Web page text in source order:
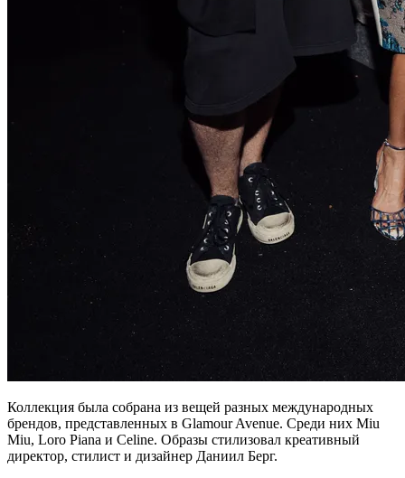
Коллекция была собрана из вещей разных международных
брендов, представленных в Glamour Avenue. Среди них Miu
Miu, Loro Piana и Celine. Образы стилизовал креативный
директор, стилист и дизайнер Даниил Берг.